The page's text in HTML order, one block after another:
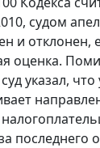
судом
и отклонен,
оценка.
указал, что
последнего